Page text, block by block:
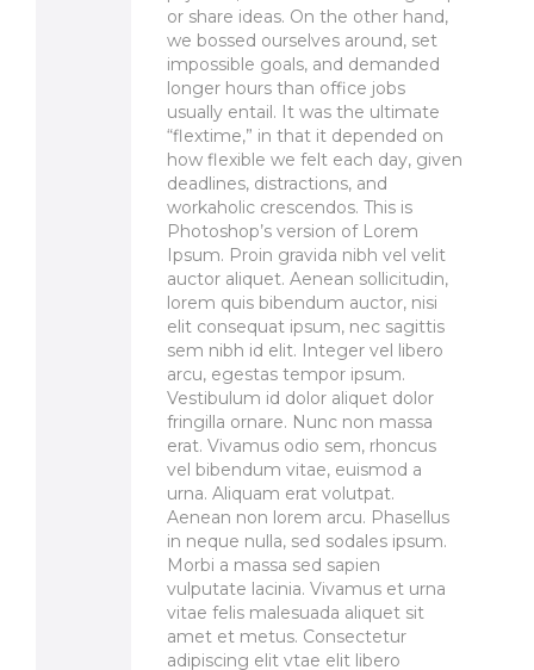
or share ideas. On the other hand,
we bossed ourselves around, set
impossible goals, and demanded
longer hours than office jobs
usually entail. It was the ultimate
“flextime,” in that it depended on
how flexible we felt each day, given
deadlines, distractions, and
workaholic crescendos. This is
Photoshop’s version of Lorem
Ipsum. Proin gravida nibh vel velit
auctor aliquet. Aenean sollicitudin,
lorem quis bibendum auctor, nisi
elit consequat ipsum, nec sagittis
sem nibh id elit. Integer vel libero
arcu, egestas tempor ipsum.
Vestibulum id dolor aliquet dolor
fringilla ornare. Nunc non massa
erat. Vivamus odio sem, rhoncus
vel bibendum vitae, euismod a
urna. Aliquam erat volutpat.
Aenean non lorem arcu. Phasellus
in neque nulla, sed sodales ipsum.
Morbi a massa sed sapien
vulputate lacinia. Vivamus et urna
vitae felis malesuada aliquet sit
amet et metus. Consectetur
adipiscing elit vtae elit libero